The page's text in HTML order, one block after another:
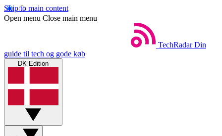
Skip to main content
Open menu Close main menu
TechRadar Din
guide til tech og gode køb
DK Edition